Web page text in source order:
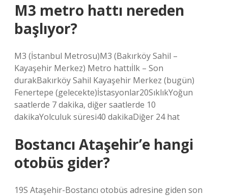
M3 metro hattı nereden
başlıyor?
M3 (İstanbul Metrosu)M3 (Bakırköy Sahil –
Kayaşehir Merkez) Metro hattıİlk – Son
durakBakırköy Sahil Kayaşehir Merkez (bugün)
Fenertepe (gelecekte)İstasyonlar20SıklıkYoğun
saatlerde 7 dakika, diğer saatlerde 10
dakikaYolculuk süresi40 dakikaDiğer 24 hat
Bostancı Ataşehir’e hangi
otobüs gider?
19S Ataşehir-Bostancı otobüs adresine giden son